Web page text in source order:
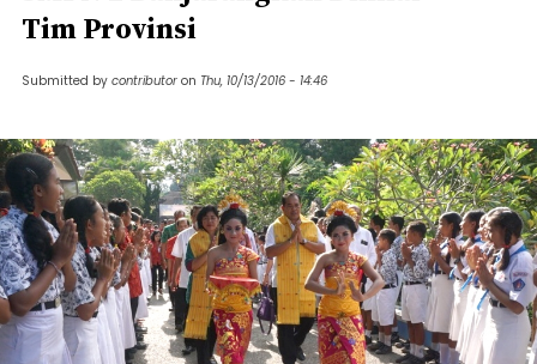
Tim Provinsi
Submitted by contributor on Thu, 10/13/2016 - 14:46